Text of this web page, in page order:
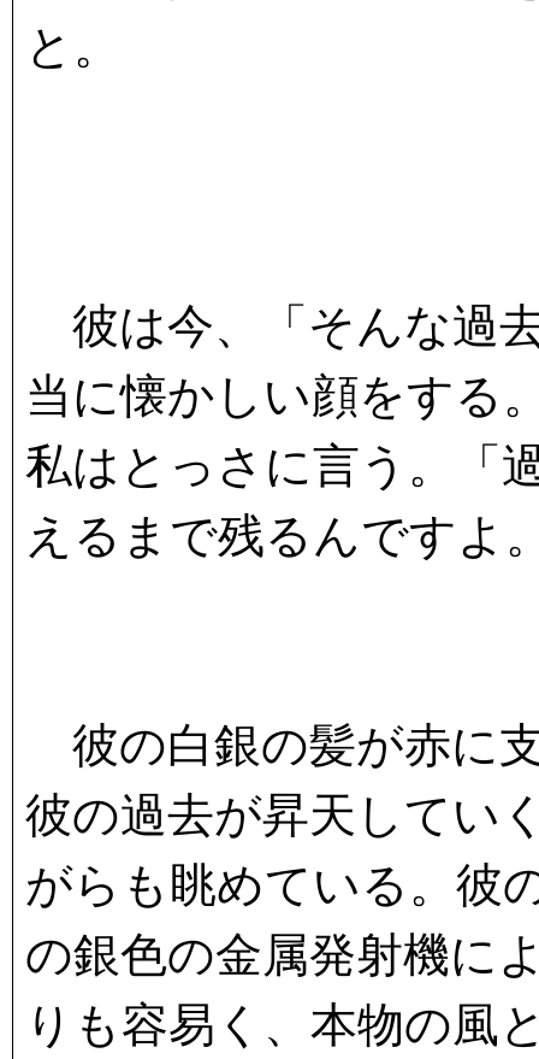
と。
彼は今、「そんな過
当に懐かしい顔をする
私はとっさに言う。「
えるまで残るんですよ
彼の白銀の髪が赤に
彼の過去が昇天してい
がらも眺めている。彼
の銀色の金属発射機に
りも容易く、本物の風